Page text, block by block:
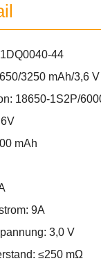
44
3250 mAh/3,6 V
18650-1S2P/
mAh
9A
3,0 V
≤250 mΩ